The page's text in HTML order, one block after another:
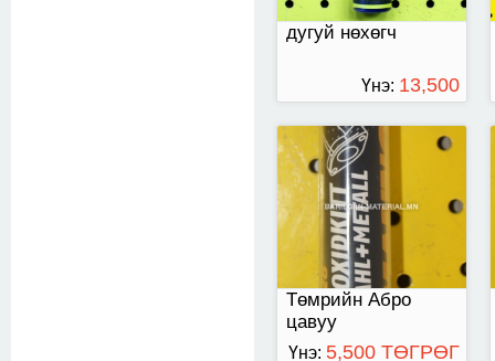
дугуй нөхөгч
Үнэ: 13,500
ТӨГРӨГ
Төмрийн Абро
цавуу
Үнэ: 5,500 ТӨГРӨГ
200мл